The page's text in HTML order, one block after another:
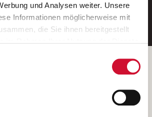
und Analysen weiter. Unsere
Informationen möglicherweise mit
die Sie ihnen bereitgestellt
zulassen“ klicken, so stimmen
sämtlicher Cookies zu. Sie können
jederzeit widerrufen,
Einstellungen aufrufen und diese
E-Mail-Adresse eintragen